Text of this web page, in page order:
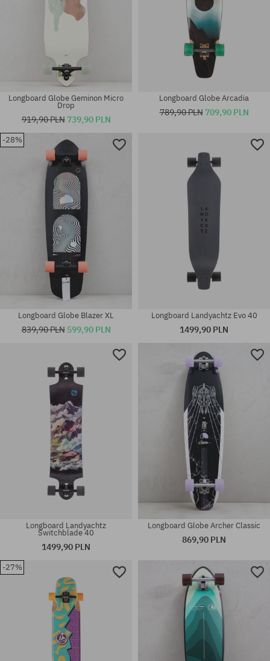
Dostępne rozmiary:
Dostępne rozmiary:
Dostępne rozmiary:
Longboard Globe Geminon Micro
Drop
919,90 PLN 739,90 PLN
Dostępne rozmiary:
Longboard Globe Arcadia
789,90 PLN 709,90 PLN
-28%
Dostępne rozmiary:
Longboard Globe Blazer XL
839,90 PLN 599,90 PLN
Dostępne rozmiary:
Longboard Landyachtz Evo 40
1499,90 PLN
Longboard Landyachtz
Switchblade 40
1499,90 PLN
Longboard Globe Archer Classic
869,90 PLN
-27%